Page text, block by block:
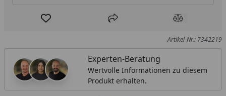
Produkt zur Wunschliste hinzufügen
Teilen Produkt
Artikel-Nr.: 7342219
Experten-Beratung
Wertvolle Informationen zu diesem
Produkt erhalten.